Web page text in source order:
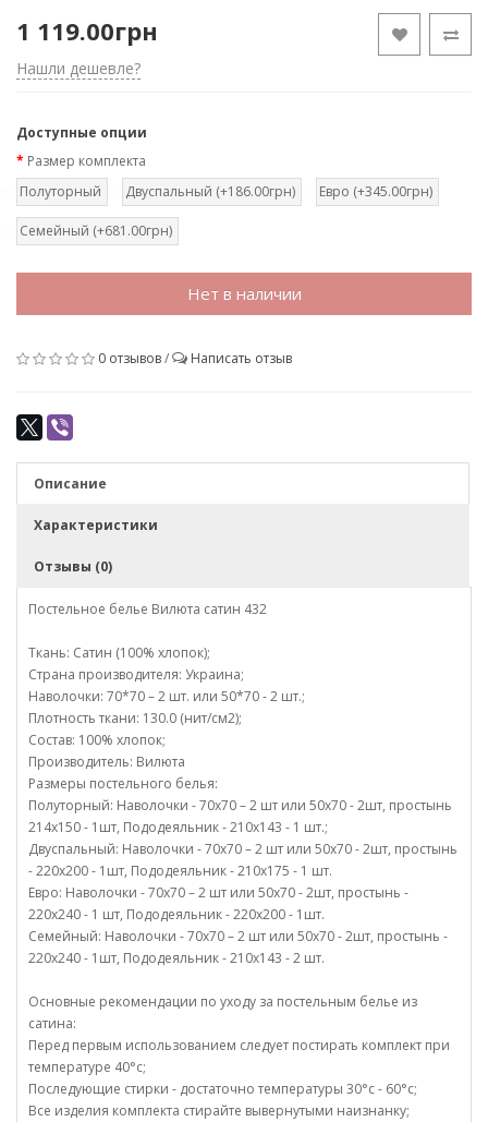
1 119.00грн
Нашли дешевле?
Доступные опции
Размер комплекта
Полуторный
Двуспальный (+186.00грн) Евро (+345.00грн)
Семейный (+681.00грн)
Нет в наличии
0 отзывов/ Написать отзыв
Описание
Характеристики
Отзывы (0)
Постельное белье Вилюта сатин 432
Ткань: Сатин (100% хлопок);
Страна производителя: Украина;
Наволочки: 70*70 – 2 шт. или 50*70 - 2 шт.;
Плотность ткани: 130.0 (нит/см2);
Состав: 100% хлопок;
Производитель: Вилюта
Размеры постельного белья:
Полуторный: Наволочки - 70х70 – 2 шт или 50х70 - 2шт, простынь
214х150 - 1шт, Пододеяльник - 210х143 - 1 шт.;
Двуспальный: Наволочки - 70х70 – 2 шт или 50х70 - 2шт, простынь
- 220х200 - 1шт, Пододеяльник - 210х175 - 1 шт.
Евро: Наволочки - 70х70 – 2 шт или 50х70 - 2шт, простынь -
220х240 - 1 шт, Пододеяльник - 220х200 - 1шт.
Семейный: Наволочки - 70х70 – 2 шт или 50х70 - 2шт, простынь -
220х240 - 1шт, Пододеяльник - 210х143 - 2 шт.
Основные рекомендации по уходу за постельным белье из
сатина:
Перед первым использованием следует постирать комплект при
температуре 40°c;
Последующие стирки - достаточно температуры 30°c - 60°c;
Все изделия комплекта стирайте вывернутыми наизнанку;